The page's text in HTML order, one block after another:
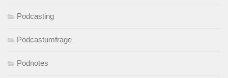
Podcasting
Podcastumfrage
Podnotes